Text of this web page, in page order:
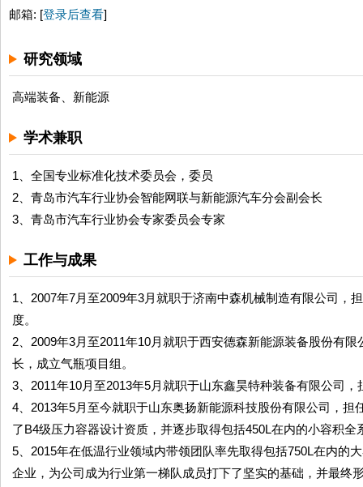
邮箱: [登录后查看]
研究领域
高端装备、新能源
学术兼职
1、全国专业标准化技术委员会，委员
2、青岛市汽车行业协会智能网联与新能源汽车分会副会长
3、青岛市汽车行业协会专家委员会专家
工作与成果
1、2007年7月至2009年3月就职于济南中森机械制造有限公司，
度。
2、2009年3月至2011年10月就职于西安德森新能源装备股份有
长，成立气瓶项目组。
3、2011年10月至2013年5月就职于山东鑫昊特种装备有限公司
4、2013年5月至今就职于山东奥扬新能源科技股份有限公司，
了B4级压力容器设计资质，并逐步取得包括450L在内的小容积全
5、2015年在低温行业领域内带领团队率先取得包括750L在内的
企业，为公司成为行业第一梯队成员打下了坚实的基础，并最终